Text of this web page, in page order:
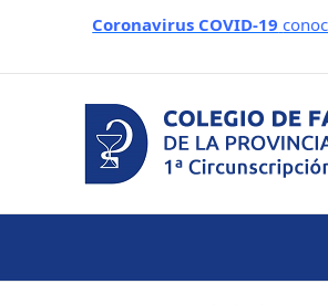
Coronavirus COVID-19